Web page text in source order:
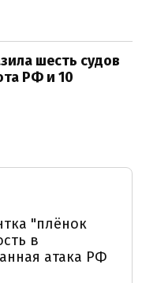
шесть судов
РФ и 10
"плёнок
в
атака РФ